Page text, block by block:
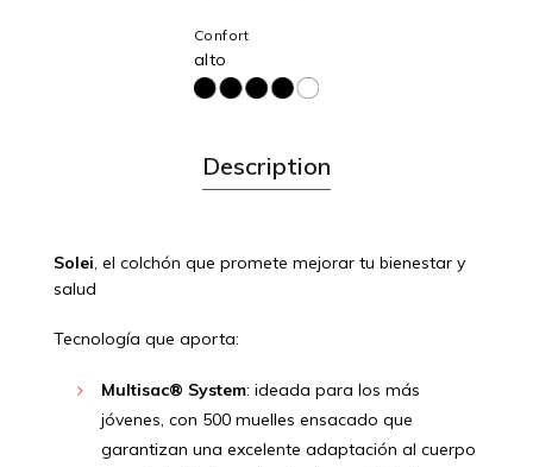
Confort
alto
Description
Solei, el colchón que promete mejorar tu bienestar y
salud
Tecnología que aporta:
Multisac® System: ideada para los más
jóvenes, con 500 muelles ensacado que
garantizan una excelente adaptación al cuerpo